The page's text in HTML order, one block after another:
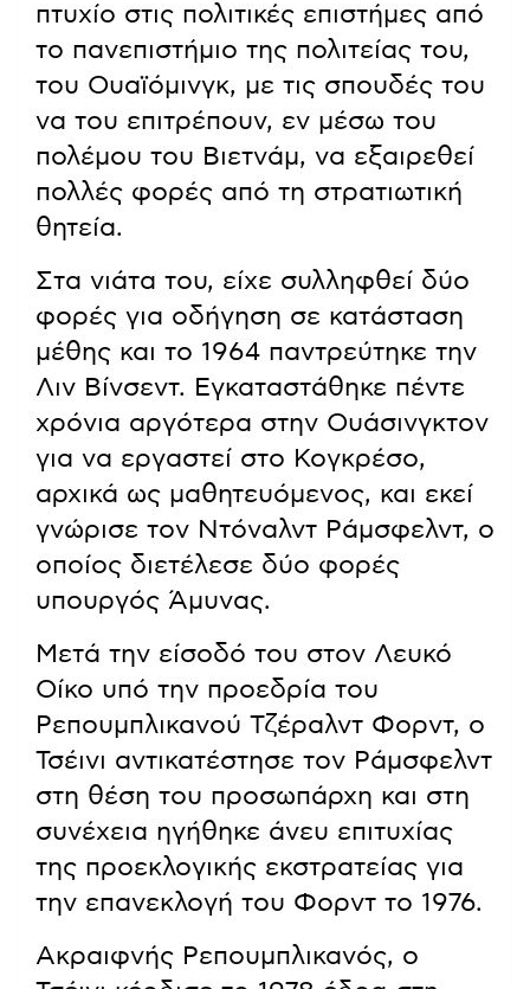
πτυχίο στις πολιτικές επιστήμες από
το πανεπιστήμιο της πολιτείας του,
του Ουαϊόμινγκ, με τις σπουδές του
να του επιτρέπουν, εν μέσω του
πολέμου του Βιετνάμ, να εξαιρεθεί
πολλές φορές από τη στρατιωτική
θητεία.
Στα νιάτα του, είχε συλληφθεί δύο
φορές για οδήγηση σε κατάσταση
μέθης και το 1964 παντρεύτηκε την
Λιν Βίνσεντ. Εγκαταστάθηκε πέντε
χρόνια αργότερα στην Ουάσινγκτον
για να εργαστεί στο Κογκρέσο,
αρχικά ως μαθητευόμενος, και εκεί
γνώρισε τον Ντόναλντ Ράμσφελντ, ο
οποίος διετέλεσε δύο φορές
υπουργός Άμυνας.
Μετά την είσοδό του στον Λευκό
Οίκο υπό την προεδρία του
Ρεπουμπλικανού Τζέραλντ Φορντ, ο
Τσέινι αντικατέστησε τον Ράμσφελντ
στη θέση του προσωπάρχη και στη
συνέχεια ηγήθηκε άνευ επιτυχίας
της προεκλογικής εκστρατείας για
την επανεκλογή του Φορντ το 1976.
Ακραιφνής Ρεπουμπλικανός, ο